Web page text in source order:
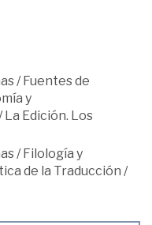
/Fuentes de
y
/La Edición. Los
/Filología y
de la Traducción /